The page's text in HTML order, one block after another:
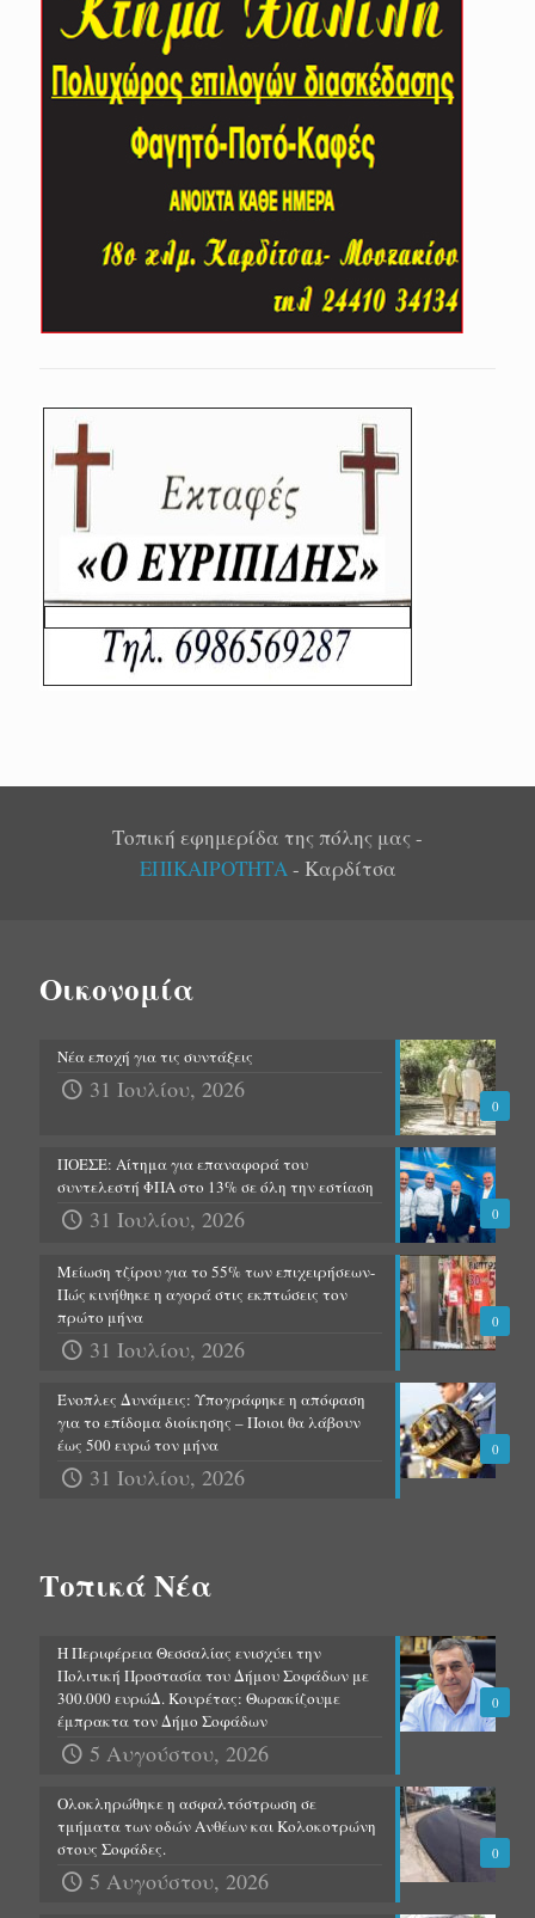
Τοπική εφημερίδα της πόλης μας -
ΕΠΙΚΑΙΡΟΤΗΤΑ- Καρδίτσα
Οικονομία
0
Νέα εποχή για τις συντάξεις
31 Ιουλίου, 2026
0
ΠΟΕΣΕ: Αίτημα για επαναφορά του
συντελεστή ΦΠΑ στο 13% σε όλη την εστίαση
31 Ιουλίου, 2026
0
Μείωση τζίρου για το 55% των επιχειρήσεων-
Πώς κινήθηκε η αγορά στις εκπτώσεις τον
πρώτο μήνα
31 Ιουλίου, 2026
0
Ένοπλες Δυνάμεις: Υπογράφηκε η απόφαση
για το επίδομα διοίκησης – Ποιοι θα λάβουν
έως 500 ευρώ τον μήνα
31 Ιουλίου, 2026
Τοπικά Νέα
0
Η Περιφέρεια Θεσσαλίας ενισχύει την
Πολιτική Προστασία του Δήμου Σοφάδων με
300.000 ευρώΔ. Κουρέτας: Θωρακίζουμε
έμπρακτα τον Δήμο Σοφάδων
5 Αυγούστου, 2026
0
Ολοκληρώθηκε η ασφαλτόστρωση σε
τμήματα των οδών Ανθέων και Κολοκοτρώνη
στους Σοφάδες.
5 Αυγούστου, 2026